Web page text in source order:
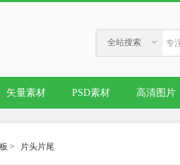
全站搜索
矢量素材 PSD素材 高清图片
> 片头片尾